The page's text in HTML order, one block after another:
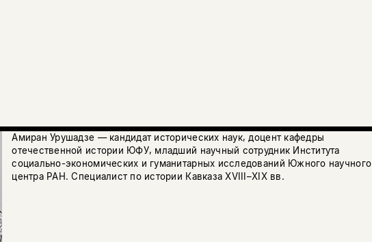
Амиран Урушадзе — кандидат исторических наук, доцент кафедры
отечественной истории ЮФУ, младший научный сотрудник Института
социально-экономических и гуманитарных исследований Южного научного
центра РАН. Специалист по истории Кавказа XVIII–XIX вв.